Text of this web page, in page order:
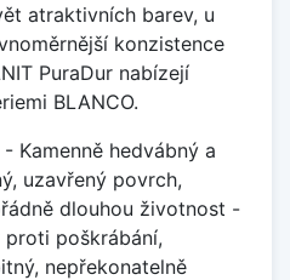
atraktivních barev, u
konzistence
PuraDur nabízejí
BLANCO.
- Kamenně hedvábný a
uzavřený povrch,
dlouhou životnost -
poškrábání,
nepřekonatelně